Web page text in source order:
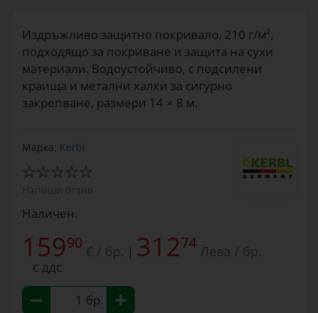
Издръжливо защитно покривало, 210 г/м²,
подходящо за покриване и защита на сухи
материали. Водоустойчиво, с подсилени
краища и метални халки за сигурно
закрепване, размери 14 × 8 м.
Марка: Kerbl
Напиши отзив
Наличен.
15990 € / бр. | 31274 Лева / бр.
С ДДС
бр.